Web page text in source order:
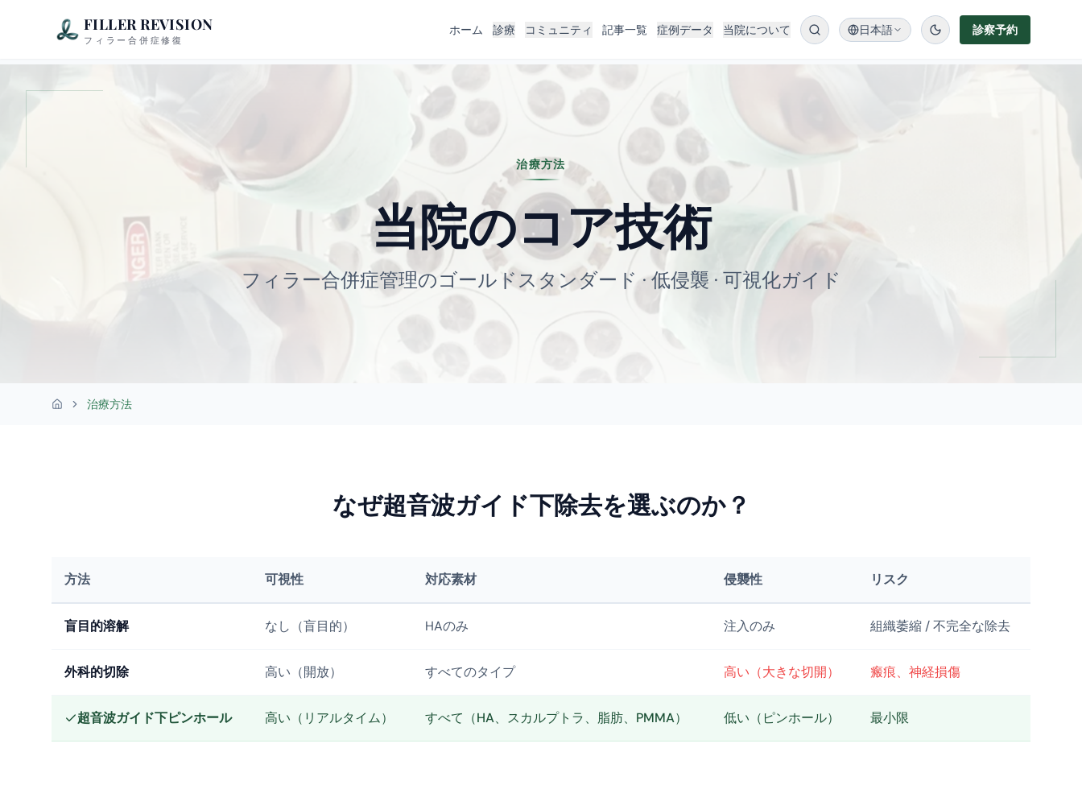
FILLER REVISION
フィラー合併症修復
ホーム 診療 コミュニティ 記事一覧 症例データ 当院について 日本語 診察予約
治療方法
当院のコア技術
フィラー合併症管理のゴールドスタンダード · 低侵襲 · 可視化ガイド
ホーム 治療方法
なぜ超音波ガイド下除去を選ぶのか？
方法 可視性 対応素材 侵襲性 リスク
盲目的溶解 なし（盲目的） HAのみ 注入のみ 組織萎縮 / 不完全な除去
外科的切除 高い（開放） すべてのタイプ 高い（大きな切開） 瘢痕、神経損傷
超音波ガイド下ピンホール 高い（リアルタイム） すべて（HA、スカルプトラ、脂肪、PMMA） 低い（ピンホール） 最小限